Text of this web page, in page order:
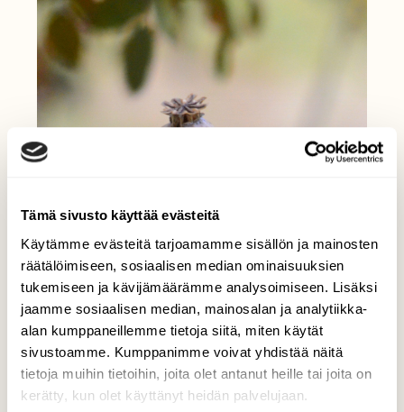
Tämä sivusto käyttää evästeitä
Käytämme evästeitä tarjoamamme sisällön ja mainosten
räätälöimiseen, sosiaalisen median ominaisuuksien
tukemiseen ja kävijämäärämme analysoimiseen. Lisäksi
jaamme sosiaalisen median, mainosalan ja analytiikka-
alan kumppaneillemme tietoja siitä, miten käytät
sivustoamme. Kumppanimme voivat yhdistää näitä
tietoja muihin tietoihin, joita olet antanut heille tai joita on
kerätty, kun olet käyttänyt heidän palvelujaan.